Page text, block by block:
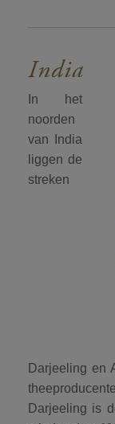
India
In het
noorden
van India
liggen de
streken
Darjeeling en
Darjeeling is